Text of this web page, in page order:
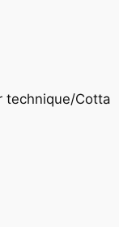
technique/Cotta